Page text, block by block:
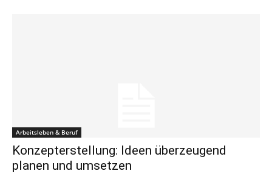
Arbeitsleben & Beruf
Konzepterstellung: Ideen überzeugend
planen und umsetzen